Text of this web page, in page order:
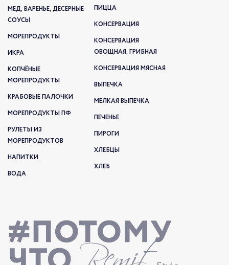
МЕД, ВАРЕНЬЕ, ДЕСЕРНЫЕ
СОУСЫ
МОРЕПРОДУКТЫ
ИКРА
КОПЧЁНЫЕ
МОРЕПРОДУКТЫ
КРАБОВЫЕ ПАЛОЧКИ
МОРЕПРОДУКТЫ ПФ
РУЛЕТЫ ИЗ
МОРЕПРОДУКТОВ
НАПИТКИ
ВОДА
ПИЦЦА
КОНСЕРВАЦИЯ
КОНСЕРВАЦИЯ
ОВОЩНАЯ, ГРИБНАЯ
КОНСЕРВАЦИЯ МЯСНАЯ
ВЫПЕЧКА
МЕЛКАЯ ВЫПЕЧКА
ПЕЧЕНЬЕ
ПИРОГИ
ХЛЕБЦЫ
ХЛЕБ